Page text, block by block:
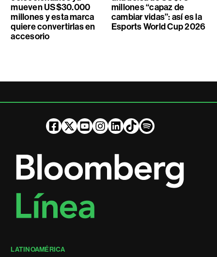
mueven US$30.000
millones y esta marca
quiere convertirlas en
accesorio
millones “capaz de
cambiar vidas”: así es la
Esports World Cup 2026
LATINOAMÉRICA